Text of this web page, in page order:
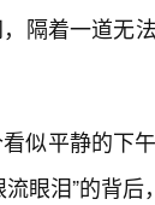
隔着一道无
似平静的下
眼泪”的背后